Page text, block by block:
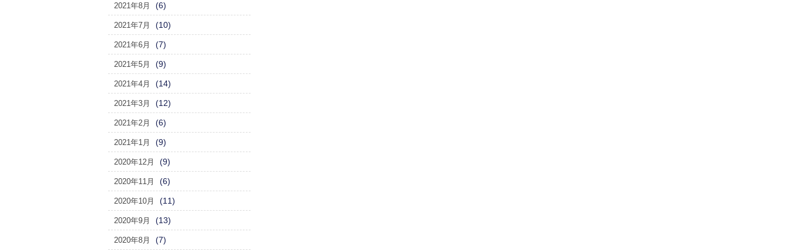
2021年8月 (6)
2021年7月 (10)
2021年6月 (7)
2021年5月 (9)
2021年4月 (14)
2021年3月 (12)
2021年2月 (6)
2021年1月 (9)
2020年12月 (9)
2020年11月 (6)
2020年10月 (11)
2020年9月 (13)
2020年8月 (7)